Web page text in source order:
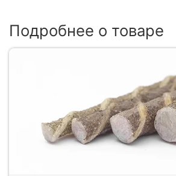
Подробнее о товаре